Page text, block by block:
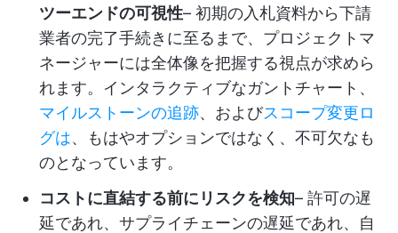
ツーエンドの可視性– 初期の入札資料から下請
業者の完了手続きに至るまで、プロジェクトマ
ネージャーには全体像を把握する視点が求めら
れます。インタラクティブなガントチャート、
マイルストーンの追跡、およびスコープ変更ロ
グは、もはやオプションではなく、不可欠なも
のとなっています。
コストに直結する前にリスクを検知– 許可の遅
延であれ、サプライチェーンの遅延であれ、自